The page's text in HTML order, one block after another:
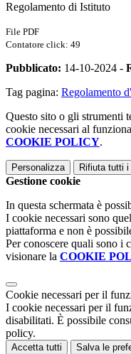
Regolamento di Istituto
File PDF
Contatore click: 49
Pubblicato: 14-10-2024 -
Tag pagina: Regolamento
Questo sito o gli strumenti
cookie necessari al
COOKIE POLICY.
Personalizza Rifiuta tutti i
Gestione cookie
In questa schermata è
I cookie necessari sono
piattaforma e non è
Per conoscere quali sono i
visionare la COOKIE
Cookie necessari per il
I cookie necessari per il
disabilitati. È possibile
policy.
Accetta tutti Salva le